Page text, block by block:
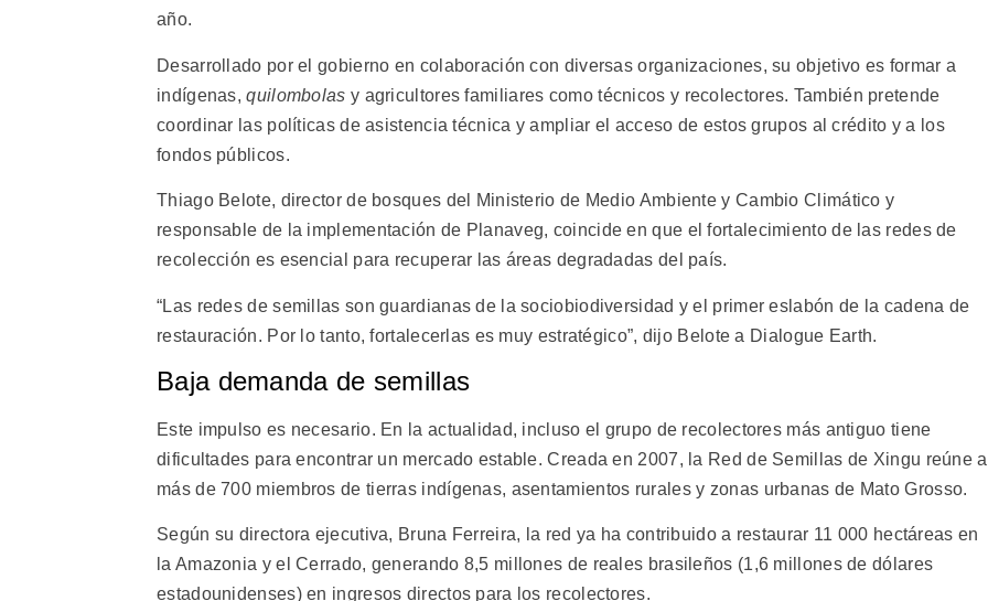
año.
Desarrollado por el gobierno en colaboración con diversas organizaciones, su objetivo es formar a
indígenas,quilombolas y agricultores familiares como técnicos y recolectores. También pretende
coordinar las políticas de asistencia técnica y ampliar el acceso de estos grupos al crédito y a los
fondos públicos.
Thiago Belote, director de bosques del Ministerio de Medio Ambiente y Cambio Climático y
responsable de la implementación de Planaveg, coincide en que el fortalecimiento de las redes de
recolección es esencial para recuperar las áreas degradadas del país.
“Las redes de semillas son guardianas de la sociobiodiversidad y el primer eslabón de la cadena de
restauración. Por lo tanto, fortalecerlas es muy estratégico”, dijo Belote a Dialogue Earth.
Baja demanda de semillas
Este impulso es necesario. En la actualidad, incluso el grupo de recolectores más antiguo tiene
dificultades para encontrar un mercado estable. Creada en 2007, la Red de Semillas de Xingu reúne a
más de 700 miembros de tierras indígenas, asentamientos rurales y zonas urbanas de Mato Grosso.
Según su directora ejecutiva, Bruna Ferreira, la red ya ha contribuido a restaurar 11 000 hectáreas en
la Amazonia y el Cerrado, generando 8,5 millones de reales brasileños (1,6 millones de dólares
estadounidenses) en ingresos directos para los recolectores.